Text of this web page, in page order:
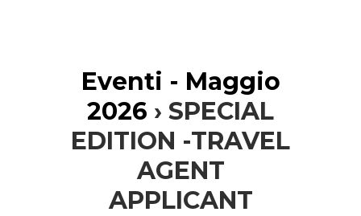
Eventi - Maggio
2026 › SPECIAL
EDITION -TRAVEL
AGENT
APPLICANT